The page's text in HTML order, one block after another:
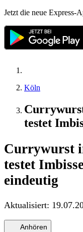
Jetzt die neue Express-
Köln
testet
Currywurst
testet
eindeutig
Aktualisiert:
Anhören